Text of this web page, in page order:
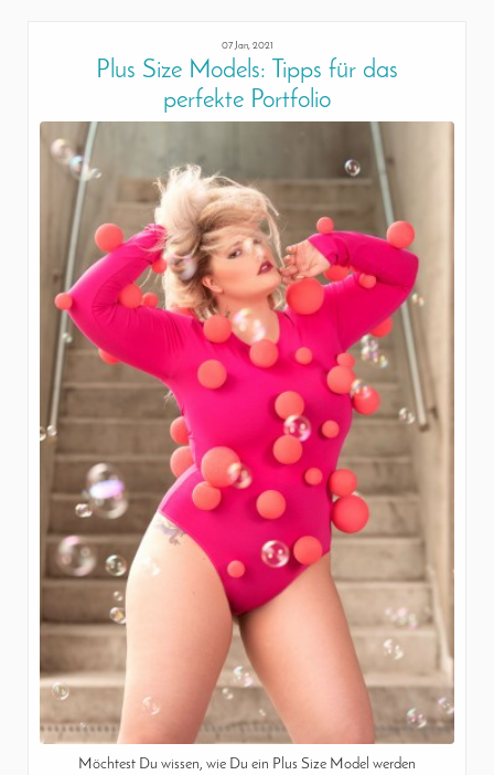
07 Jan, 2021
Plus Size Models: Tipps für das
perfekte Portfolio
Möchtest Du wissen, wie Du ein Plus Size Model werden